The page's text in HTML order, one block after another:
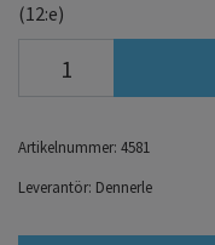
(12:e)
Artikelnummer: 4581
Leverantör: Dennerle